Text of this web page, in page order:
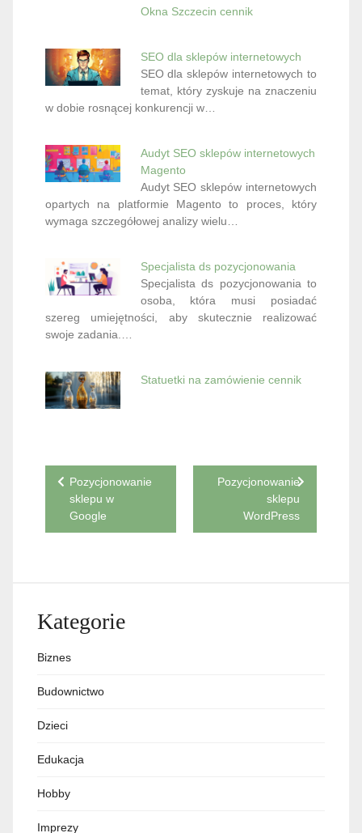
Okna Szczecin cennik
SEO dla sklepów internetowych
SEO dla sklepów internetowych to
temat, który zyskuje na znaczeniu
w dobie rosnącej konkurencji w…
Audyt SEO sklepów internetowych
Magento
Audyt SEO sklepów internetowych
opartych na platformie Magento to proces, który
wymaga szczegółowej analizy wielu…
Specjalista ds pozycjonowania
Specjalista ds pozycjonowania to
osoba, która musi posiadać
szereg umiejętności, aby skutecznie realizować
swoje zadania.…
Statuetki na zamówienie cennik
Nawigacja
wpisu
Pozycjonowanie
sklepu w
Google
Pozycjonowanie
sklepu
WordPress
Kategorie
Biznes
Budownictwo
Dzieci
Edukacja
Hobby
Imprezy